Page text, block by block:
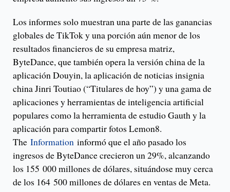
Los informes solo muestran una parte de las ganancias
globales de TikTok y una porción aún menor de los
resultados financieros de su empresa matriz,
ByteDance, que también opera la versión china de la
aplicación Douyin, la aplicación de noticias insignia
china Jinri Toutiao (“Titulares de hoy”) y una gama de
aplicaciones y herramientas de inteligencia artificial
populares como la herramienta de estudio Gauth y la
aplicación para compartir fotos Lemon8.
The Information informó que el año pasado los
ingresos de ByteDance crecieron un 29%, alcanzando
los 155 000 millones de dólares, situándose muy cerca
de los 164 500 millones de dólares en ventas de Meta.